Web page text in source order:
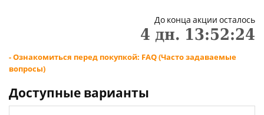
До конца акции осталось
4 дн. 13:52:24
- Ознакомиться перед покупкой: FAQ (Часто задаваемые
вопросы)
Доступные варианты